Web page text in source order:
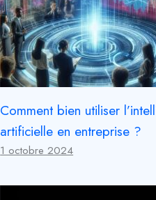
Comment bien utiliser
artificielle en entreprise ?
1 octobre 2024